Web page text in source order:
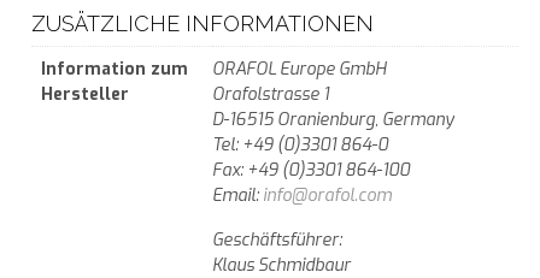
ZUSÄTZLICHE INFORMATIONEN
Information zum
Hersteller
ORAFOL Europe GmbH
Orafolstrasse 1
D-16515 Oranienburg, Germany
Tel: +49 (0)3301 864-0
Fax: +49 (0)3301 864-100
Email: info@orafol.com
Geschäftsführer:
Klaus Schmidbaur